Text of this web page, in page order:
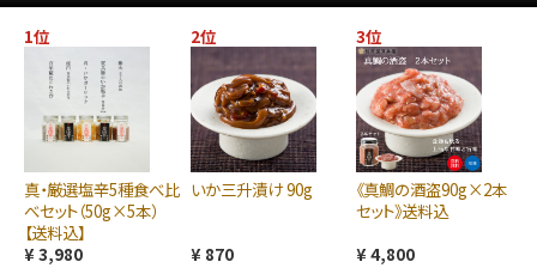
1位
真・厳選塩辛5種食べ比
べセット（50g×5本）
【送料込】
¥ 3,980
2位
いか三升漬け 90g
¥ 870
3位
《真鯛の酒盗90g×2本
セット》送料込
¥ 4,800